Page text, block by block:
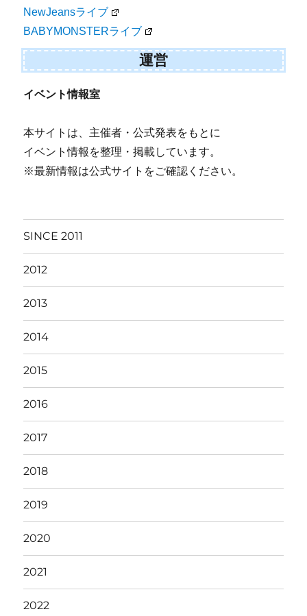
NewJeansライブ
BABYMONSTERライブ
運営
イベント情報室
本サイトは、主催者・公式発表をもとに
イベント情報を整理・掲載しています。
※最新情報は公式サイトをご確認ください。
SINCE 2011
2012
2013
2014
2015
2016
2017
2018
2019
2020
2021
2022